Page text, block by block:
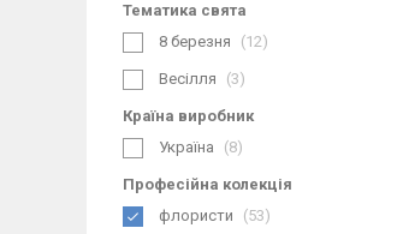
Тематика свята
8 березня
12
Весілля 3
Країна виробник
Україна
8
Професійна колекція
флористи
53